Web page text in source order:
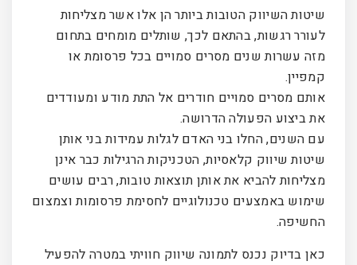
שיטות השיווק הטובות ביותר הן אלו אשר מצליחות
לעורר רגשות, בהתאם לכך, שותלים מומחים בתחום
מזה עשרות שנים מסרים סמויים בכל פרסומת או
קמפיין.
אותם מסרים סמויים חודרים אל התת מודע ומעודדים
את ביצוע הפעולה הדרושה.
עם השנים, החלו בני האדם לגלות עמידות בני אותן
שיטות שיווק קלאסיות, הטכניקות הרגילות כבר אינן
מצליחות להביא את אותן תוצאות טובות, רבים עושים
שימוש באמצעים טכנולוגיים לחסימת פרסומות וצמצום
החשיפה.
כאן בדיוק נכנס לתמונה שיווק חוויתי במטרה להפעיל